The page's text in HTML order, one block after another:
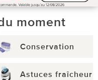
moment
Conservation
Astuces fraîcheur